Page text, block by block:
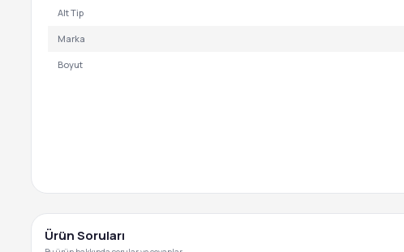
Alt Tip
Marka
Boyut
Ürün Soruları